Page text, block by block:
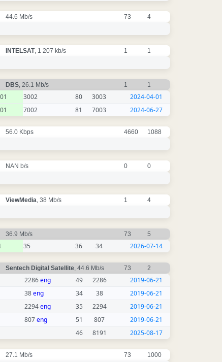
44.6 Mb/s 73 4
INTELSAT, 1 207 kb/s 1 1
DBS, 26.1 Mb/s 1 1
3002 80 3003
2024-04-01
7002 81 7003 2024-06-27
56.0 Kbps 4660 1088
NAN b/s 0 0
ViewMedia, 38 Mb/s 1 4
36.9 Mb/s 73 5
35 36 34 2026-07-14
Sentech Digital Satellite, 44.6 Mb/s 73 2
2286eng 49 2286
2019-06-21
38eng 34 38
2019-06-21
2294eng 35 2294
2019-06-21
807eng 51 807
2019-06-21
46 8191 2025-08-17
27.1 Mb/s 73 1000